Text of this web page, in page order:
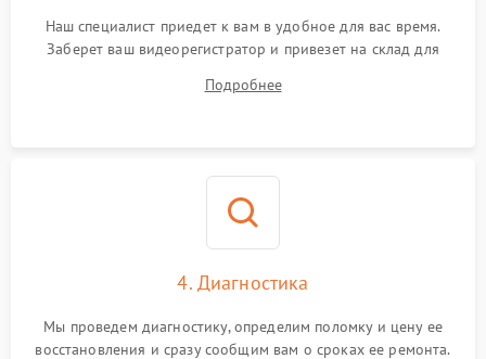
Наш специалист приедет к вам в удобное для вас время.
Заберет ваш видеорегистратор и привезет на склад для
Подробнее
4. Диагностика
Мы проведем диагностику, определим поломку и цену ее
восстановления и сразу сообщим вам о сроках ее ремонта.